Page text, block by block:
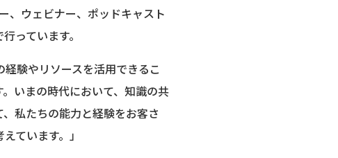
、ウェビナー、ポッドキャスト
っています。
験やリソースを活用できるこ
いまの時代において、知識の共
私たちの能力と経験をお客さ
ています。」